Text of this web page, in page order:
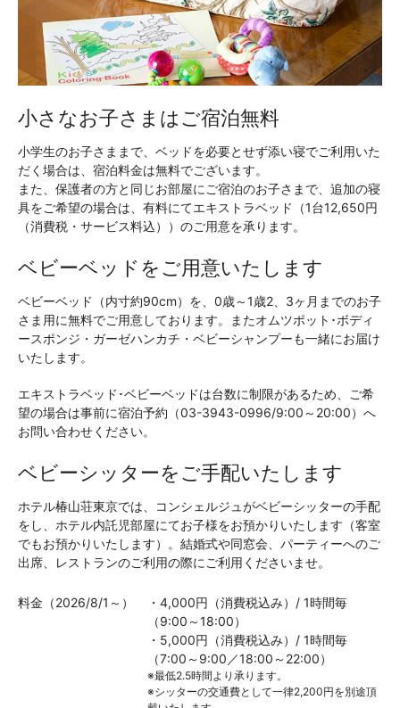
小さなお子さまはご宿泊無料
小学生のお子さままで、ベッドを必要とせず添い寝でご利用いた
だく場合は、宿泊料金は無料でございます。
また、保護者の方と同じお部屋にご宿泊のお子さまで、追加の寝
具をご希望の場合は、有料にてエキストラベッド（1台12,650円
（消費税・サービス料込））のご用意を承ります。
ベビーベッドをご用意いたします
ベビーベッド（内寸約90cm）を、0歳～1歳2、3ヶ月までのお子
さま用に無料でご用意しております。またオムツポット･ボディ
ースポンジ・ガーゼハンカチ・ベビーシャンプーも一緒にお届け
いたします。
エキストラベッド･ベビーベッドは台数に制限があるため、ご希
望の場合は事前に宿泊予約（03-3943-0996/9:00～20:00）へ
お問い合わせください。
ベビーシッターをご手配いたします
ホテル椿山荘東京では、コンシェルジュがベビーシッターの手配
をし、ホテル内託児部屋にてお子様をお預かりいたします（客室
でもお預かりいたします）。結婚式や同窓会、パーティーへのご
出席、レストランのご利用の際にご利用くださいませ。
料金（2026/8/1～）
・4,000円（消費税込み）/ 1時間毎
（9:00～18:00）
・5,000円（消費税込み）/ 1時間毎
（7:00～9:00／18:00～22:00）
※最低2.5時間より承ります。
※シッターの交通費として一律2,200円を別途頂